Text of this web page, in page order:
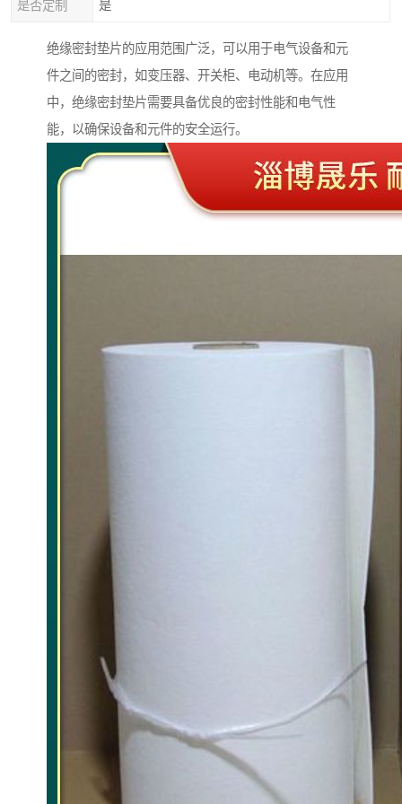
是否定制 是
绝缘密封垫片的应用范围广泛，可以用于电气设备和元
件之间的密封，如变压器、开关柜、电动机等。在应用
中，绝缘密封垫片需要具备优良的密封性能和电气性
能，以确保设备和元件的安全运行。